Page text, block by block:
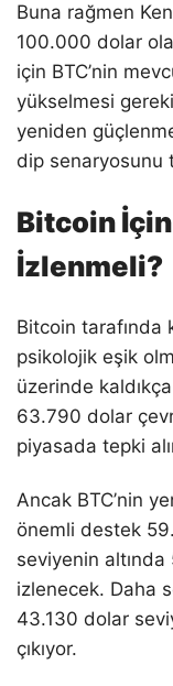
Buna rağmen
100.000 dolar
için BTC’nin
yükselmesi
yeniden
dip senaryosunu
Bitcoin
İzlenmeli?
Bitcoin tarafında
psikolojik eşik
üzerinde
63.790 dolar
piyasada tepki
Ancak BTC’nin
önemli destek
seviyenin
izlenecek. Daha
43.130 dolar
çıkıyor.